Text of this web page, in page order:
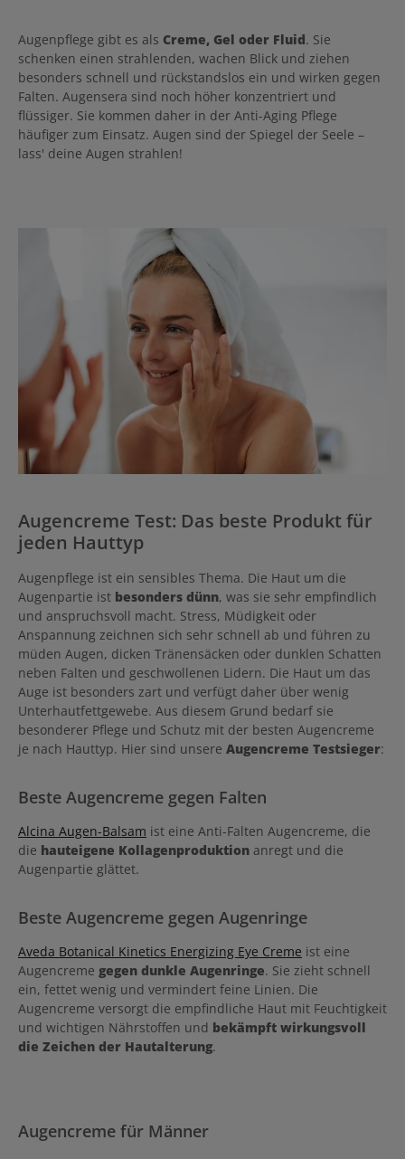
Augenpflege gibt es als Creme, Gel oder Fluid. Sie
schenken einen strahlenden, wachen Blick und ziehen
besonders schnell und rückstandslos ein und wirken gegen
Falten. Augensera sind noch höher konzentriert und
flüssiger. Sie kommen daher in der Anti-Aging Pflege
häufiger zum Einsatz. Augen sind der Spiegel der Seele –
lass' deine Augen strahlen!
Augencreme Test: Das beste Produkt für
jeden Hauttyp
Augenpflege ist ein sensibles Thema. Die Haut um die
Augenpartie ist besonders dünn, was sie sehr empfindlich
und anspruchsvoll macht. Stress, Müdigkeit oder
Anspannung zeichnen sich sehr schnell ab und führen zu
müden Augen, dicken Tränensäcken oder dunklen Schatten
neben Falten und geschwollenen Lidern. Die Haut um das
Auge ist besonders zart und verfügt daher über wenig
Unterhautfettgewebe. Aus diesem Grund bedarf sie
besonderer Pflege und Schutz mit der besten Augencreme
je nach Hauttyp. Hier sind unsere Augencreme Testsieger:
Beste Augencreme gegen Falten
Alcina Augen-Balsam ist eine Anti-Falten Augencreme, die
die hauteigene Kollagenproduktion anregt und die
Augenpartie glättet.
Beste Augencreme gegen Augenringe
Aveda Botanical Kinetics Energizing Eye Creme ist eine
Augencreme gegen dunkle Augenringe. Sie zieht schnell
ein, fettet wenig und vermindert feine Linien. Die
Augencreme versorgt die empfindliche Haut mit Feuchtigkeit
und wichtigen Nährstoffen und bekämpft wirkungsvoll
die Zeichen der Hautalterung.
Augencreme für Männer